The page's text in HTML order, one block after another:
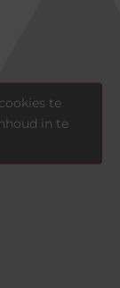
te
in te